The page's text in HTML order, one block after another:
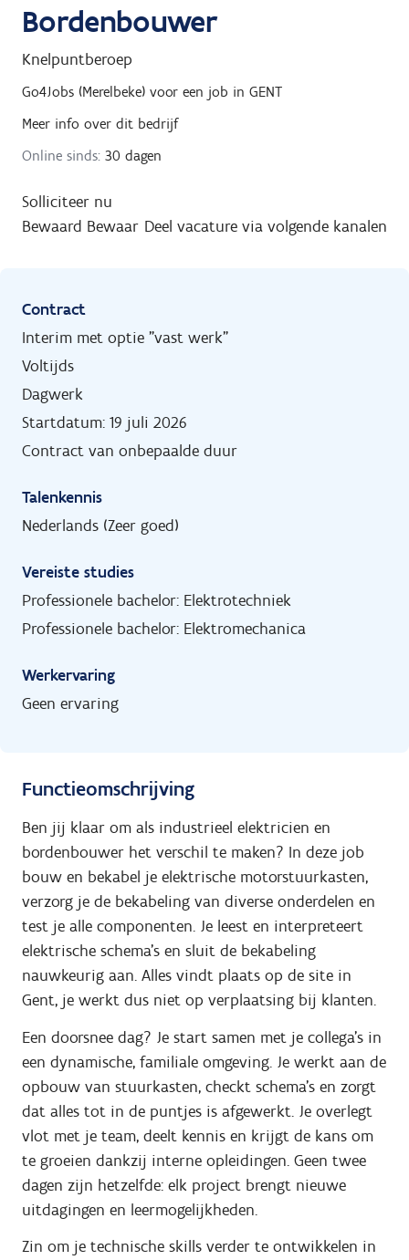
Bordenbouwer
Knelpuntberoep
Go4Jobs (Merelbeke) voor een job in GENT
Meer info over dit bedrijf
Online sinds: 30 dagen
Solliciteer nu
Bewaard Bewaar Deel vacature via volgende kanalen
Contract
Interim met optie "vast werk"
Voltijds
Dagwerk
Startdatum: 19 juli 2026
Contract van onbepaalde duur
Talenkennis
Nederlands (Zeer goed)
Vereiste studies
Professionele bachelor: Elektrotechniek
Professionele bachelor: Elektromechanica
Werkervaring
Geen ervaring
Functieomschrijving
Ben jij klaar om als industrieel elektricien en
bordenbouwer het verschil te maken? In deze job
bouw en bekabel je elektrische motorstuurkasten,
verzorg je de bekabeling van diverse onderdelen en
test je alle componenten. Je leest en interpreteert
elektrische schema’s en sluit de bekabeling
nauwkeurig aan. Alles vindt plaats op de site in
Gent, je werkt dus niet op verplaatsing bij klanten.
Een doorsnee dag? Je start samen met je collega’s in
een dynamische, familiale omgeving. Je werkt aan de
opbouw van stuurkasten, checkt schema’s en zorgt
dat alles tot in de puntjes is afgewerkt. Je overlegt
vlot met je team, deelt kennis en krijgt de kans om
te groeien dankzij interne opleidingen. Geen twee
dagen zijn hetzelfde: elk project brengt nieuwe
uitdagingen en leermogelijkheden.
Zin om je technische skills verder te ontwikkelen in